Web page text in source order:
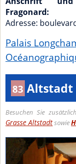
Fragonard:
Adresse:
Palais
83 Altstadt
Besuchen Sie
Grasse Altstadtsowie